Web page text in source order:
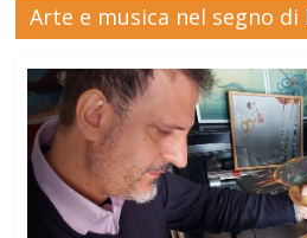
Arte e musica nel segno di